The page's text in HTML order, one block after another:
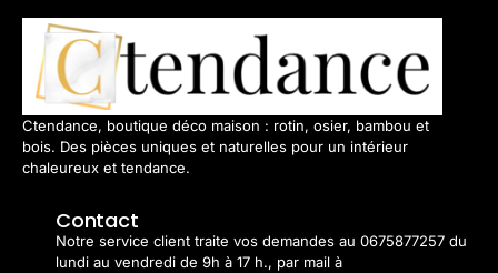
Ctendance, boutique déco maison : rotin, osier, bambou et
bois. Des pièces uniques et naturelles pour un intérieur
chaleureux et tendance.
Contact
Notre service client traite vos demandes au 0675877257 du
lundi au vendredi de 9h à 17 h., par mail à